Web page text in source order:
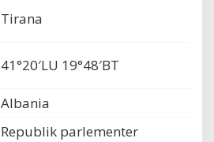
Tirana
41°20′LU 19°48′BT
Albania
Republik parlementer